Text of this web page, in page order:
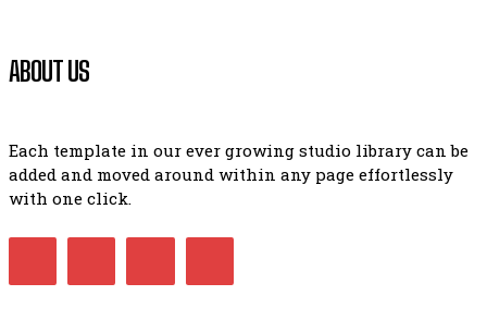
ABOUT US
Each template in our ever growing studio library can be
added and moved around within any page effortlessly
with one click.